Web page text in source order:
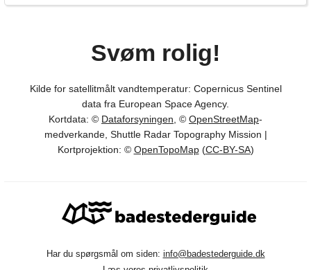
Svøm rolig!
Kilde for satellitmålt vandtemperatur: Copernicus Sentinel
data fra European Space Agency.
Kortdata: © Dataforsyningen , © OpenStreetMap-
medverkande, Shuttle Radar Topography Mission |
Kortprojektion: © OpenTopoMap(CC-BY-SA)
Har du spørgsmål om siden: info@badestederguide.dk